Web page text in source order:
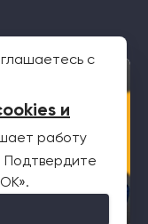
не является
с
и
работу
Подтвердите